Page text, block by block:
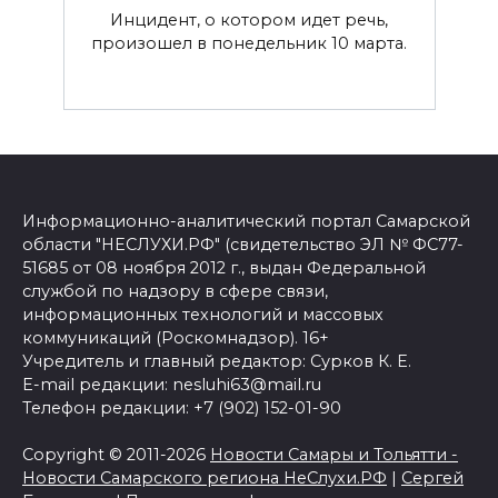
Инцидент, о котором идет речь,
произошел в понедельник 10 марта.
Информационно-аналитический портал Самарской
области "НЕСЛУХИ.РФ" (свидетельство ЭЛ № ФС77-
51685 от 08 ноября 2012 г., выдан Федеральной
службой по надзору в сфере связи,
информационных технологий и массовых
коммуникаций (Роскомнадзор). 16+
Учредитель и главный редактор: Сурков К. Е.
E-mail редакции: nesluhi63@mail.ru
Телефон редакции: +7 (902) 152-01-90
Copyright © 2011-2026 Новости Самары и Тольятти -
Новости Самарского региона НеСлухи.РФ
Сергей